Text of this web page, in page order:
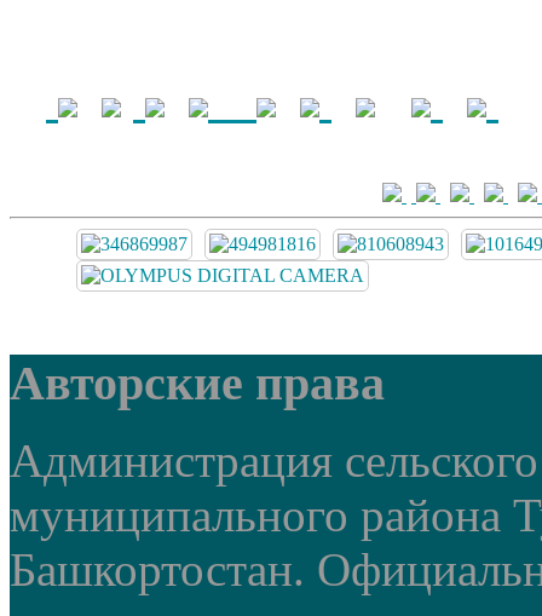
Авторские права
Администрация
муниципального района
Башкортостан.